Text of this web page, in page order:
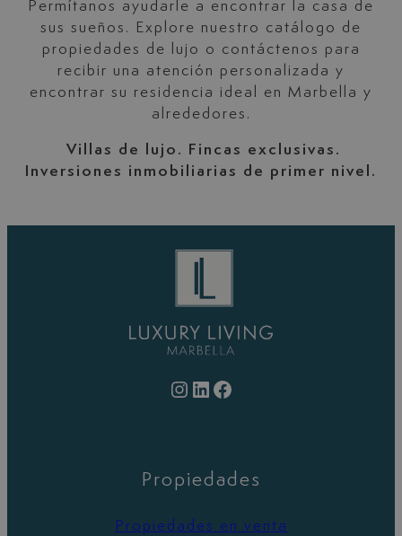
Permítanos ayudarle a encontrar la casa de
sus sueños. Explore nuestro catálogo de
propiedades de lujo o contáctenos para
recibir una atención personalizada y
encontrar su residencia ideal en Marbella y
alrededores.
Villas de lujo. Fincas exclusivas.
Inversiones inmobiliarias de primer nivel.
Instagram LinkedIn Facebook
Propiedades
Propiedades en venta